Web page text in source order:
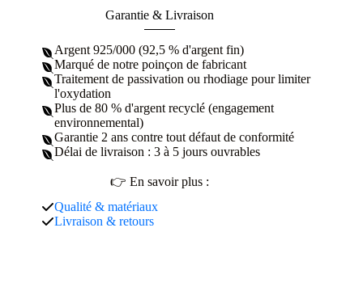
Garantie & Livraison
Argent 925/000 (92,5 % d'argent fin)
Marqué de notre poinçon de fabricant
Traitement de passivation ou rhodiage pour limiter
l'oxydation
Plus de 80 % d'argent recyclé (engagement
environnemental)
Garantie 2 ans contre tout défaut de conformité
Délai de livraison : 3 à 5 jours ouvrables
👉 En savoir plus :
Qualité & matériaux
Livraison & retours